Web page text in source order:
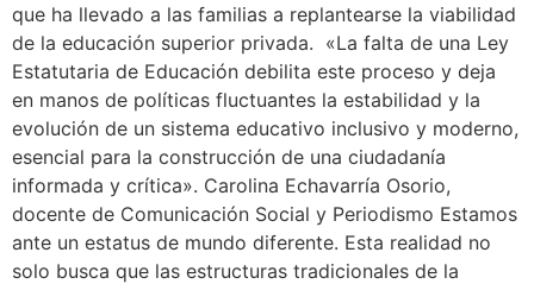
que ha llevado a las familias a replantearse la viabilidad
de la educación superior privada. «La falta de una Ley
Estatutaria de Educación debilita este proceso y deja
en manos de políticas fluctuantes la estabilidad y la
evolución de un sistema educativo inclusivo y moderno,
esencial para la construcción de una ciudadanía
informada y crítica». Carolina Echavarría Osorio,
docente de Comunicación Social y Periodismo Estamos
ante un estatus de mundo diferente. Esta realidad no
solo busca que las estructuras tradicionales de la